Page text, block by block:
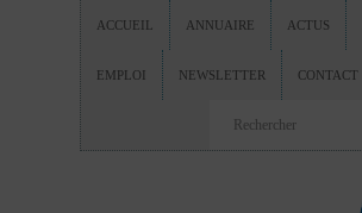
ACCUEIL ANNUAIRE ACTUS
EMPLOI NEWSLETTER CONTACT